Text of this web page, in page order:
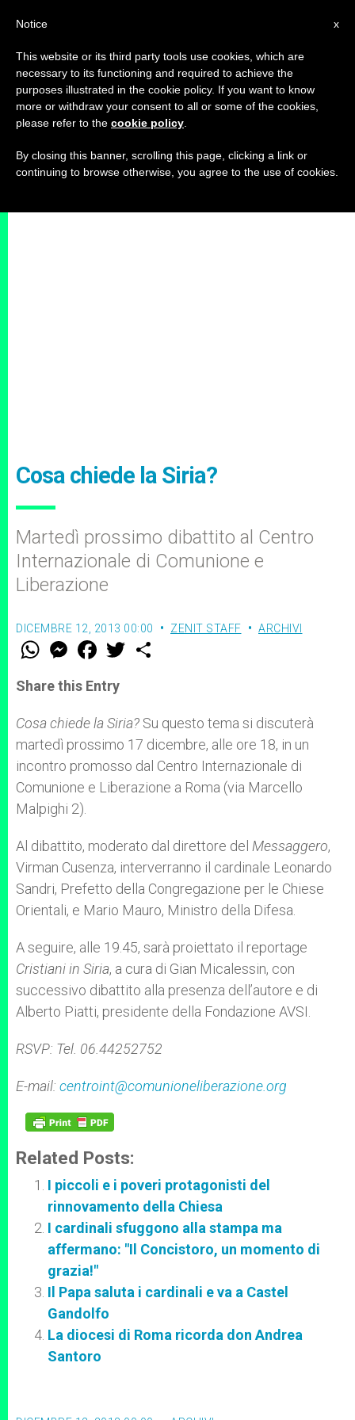
Cosa chiede la Siria?
Martedì prossimo dibattito al Centro
Internazionale di Comunione e
Liberazione
DICEMBRE 12, 2013 00:00 ZENIT STAFF ARCHIVI
W
t
s
p
p
M
e
s
e
g
e
r
F
a
e
b
o
k
w
r
Share this Entry
Cosa chiede la Siria? Su questo tema si discuterà
martedì prossimo 17 dicembre, alle ore 18, in un
incontro promosso dal Centro Internazionale di
Comunione e Liberazione a Roma (via Marcello
Malpighi 2).
Al dibattito, moderato dal direttore del Messaggero,
Virman Cusenza, interverranno il cardinale Leonardo
Sandri, Prefetto della Congregazione per le Chiese
Orientali, e Mario Mauro, Ministro della Difesa.
A seguire, alle 19.45, sarà proiettato il reportage
Cristiani in Siria, a cura di Gian Micalessin, con
successivo dibattito alla presenza dell’autore e di
Alberto Piatti, presidente della Fondazione AVSI.
RSVP: Tel. 06.44252752
E-mail: centroint@comunioneliberazione.org
Related Posts:
I piccoli e i poveri protagonisti del
rinnovamento della Chiesa
I cardinali sfuggono alla stampa ma
affermano: "Il Concistoro, un momento di
grazia!"
Il Papa saluta i cardinali e va a Castel
Gandolfo
La diocesi di Roma ricorda don Andrea
Santoro
x
Notice
This website or its third party tools use cookies, which are
necessary to its functioning and required to achieve the
purposes illustrated in the cookie policy. If you want to know
more or withdraw your consent to all or some of the cookies,
please refer to the cookie policy
By closing this banner, scrolling this page, clicking a link or
continuing to browse otherwise, you agree to the use of cookies.